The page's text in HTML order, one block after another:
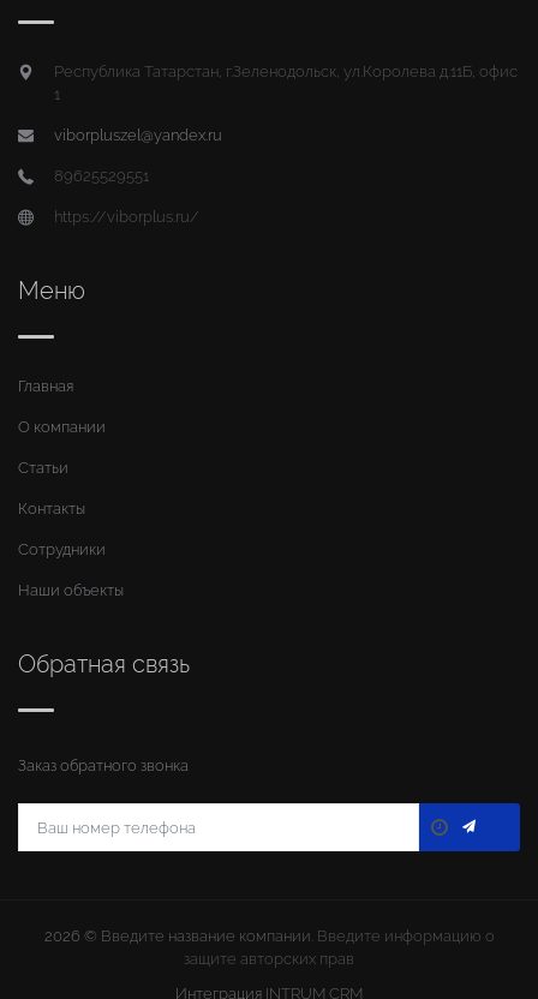
Республика Татарстан, г.Зеленодольск, ул.Королева д.11Б, офис
1
viborpluszel@yandex.ru
89625529551
https://viborplus.ru/
Меню
Главная
О компании
Статьи
Контакты
Сотрудники
Наши объекты
Обратная связь
Заказ обратного звонка
2026 © Введите название компании. Введите информацию о
защите авторских прав
Интеграция INTRUM CRM